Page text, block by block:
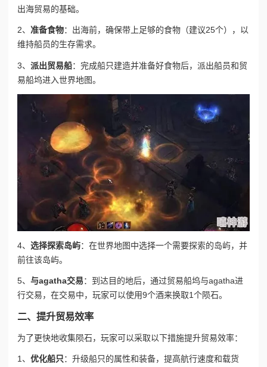
出海贸易的基础。
2、 准备食物：出海前，确保带上足够的食物（建议25个），以
维持船员的生存需求。
3、 派出贸易船：完成船只建造并准备好食物后，派出船员和贸
易船坞进入世界地图。
4、 选择探索岛屿：在世界地图中选择一个需要探索的岛屿，并
前往该岛屿。
5、 与agatha交易：到达目的地后，通过贸易船坞与agatha进
行交易，在交易中，玩家可以使用9个酒来换取1个陨石。
二、提升贸易效率
为了更快地收集陨石，玩家可以采取以下措施提升贸易效率：
1、 优化船只：升级船只的属性和装备，提高航行速度和载货